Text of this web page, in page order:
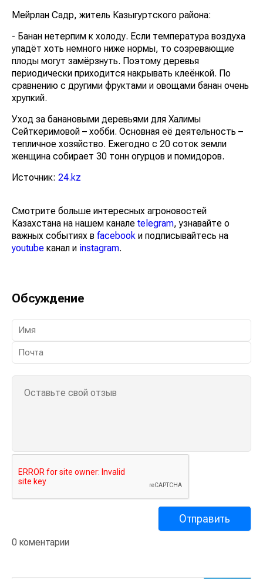
Мейрлан Садр, житель Казыгуртского района:
- Банан нетерпим к холоду. Если температура воздуха
упадёт хоть немного ниже нормы, то созревающие
плоды могут замёрзнуть. Поэтому деревья
периодически приходится накрывать клеёнкой. По
сравнению с другими фруктами и овощами банан очень
хрупкий.
Уход за банановыми деревьями для Халимы
Сейткеримовой – хобби. Основная её деятельность –
тепличное хозяйство. Ежегодно с 20 соток земли
женщина собирает 30 тонн огурцов и помидоров.
Источник: 24.kz
Смотрите больше интересных агроновостей
Казахстана на нашем канале telegram, узнавайте о
важных событиях в facebook и подписывайтесь на
youtube канал и instagram.
Обсуждение
0 коментарии